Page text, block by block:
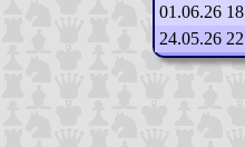
01.06.26
24.05.26